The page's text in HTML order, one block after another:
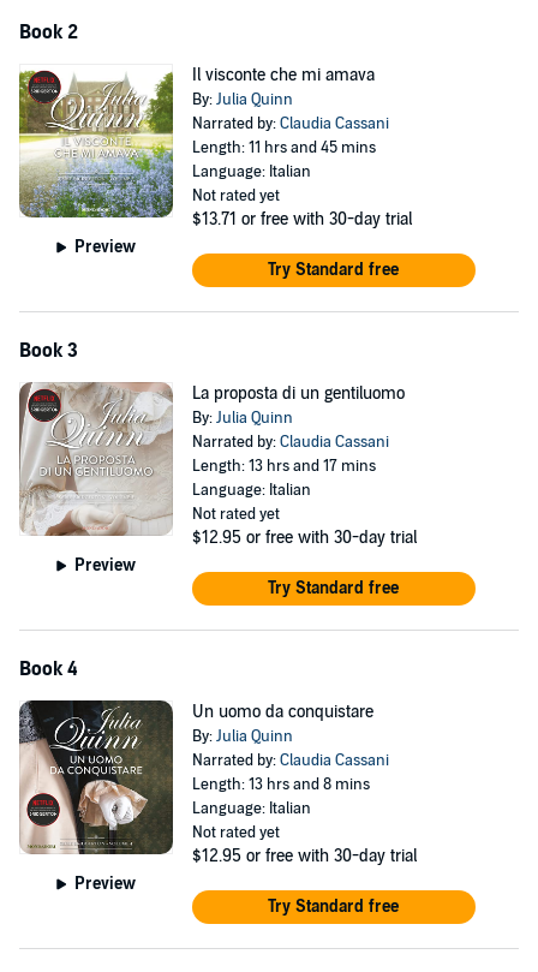
Claudia Cassani, una delle voci storiche di Radio Deejay.
Book 2
Preview
Il visconte che mi amava
By:Julia Quinn
Narrated by:Claudia Cassani
Length: 11 hrs and 45 mins
Language: Italian
Not rated yet
$13.71 or free with 30-day trial
Try Standard free
Book 3
Preview
La proposta di un gentiluomo
By:Julia Quinn
Narrated by:Claudia Cassani
Length: 13 hrs and 17 mins
Language: Italian
Not rated yet
$12.95 or free with 30-day trial
Try Standard free
Book 4
Preview
Un uomo da conquistare
By:Julia Quinn
Narrated by:Claudia Cassani
Length: 13 hrs and 8 mins
Language: Italian
Not rated yet
$12.95 or free with 30-day trial
Try Standard free